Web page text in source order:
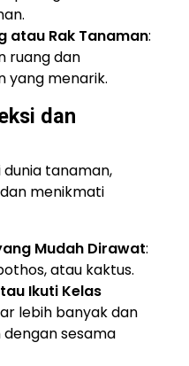
atau Rak Tanaman:
ruang dan
yang menarik.
dan
tanaman,
menikmati
Mudah Dirawat:
atau kaktus.
Ikuti Kelas
lebih banyak dan
sesama